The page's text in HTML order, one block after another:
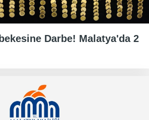
Darbe! Malatya'da 2